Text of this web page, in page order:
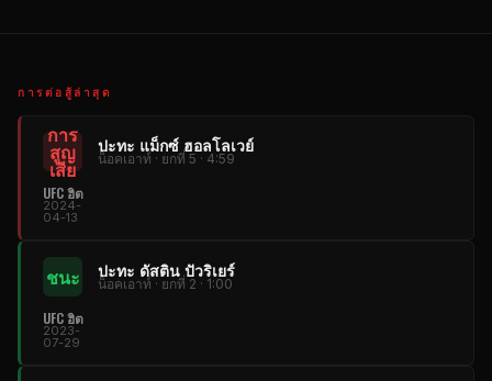
การต่อสู้ล่าสุด
การ
สูญ
เสีย
ปะทะ แม็กซ์ ฮอลโลเวย์
น็อคเอาท์ · ยกที่ 5 · 4:59
UFC ฮิต
2024-
04-13
ชนะ ปะทะ ดัสติน ปัวริเยร์
น็อคเอาท์ · ยกที่ 2 · 1:00
UFC ฮิต
2023-
07-29